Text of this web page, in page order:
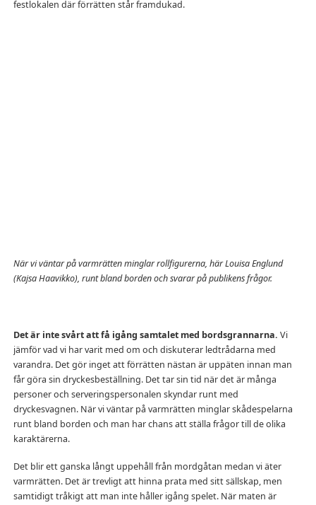
festlokalen där förrätten står framdukad.
När vi väntar på varmrätten minglar rollfigurerna, härLouisa Englund
(Kajsa Haavikko), runt bland borden och svarar på publikens frågor.
Det är inte svårt att få igång samtalet med bordsgrannarna. Vi
jämför vad vi har varit med om och diskuterar ledtrådarna med
varandra. Det gör inget att förrätten nästan är uppäten innan man
får göra sin dryckesbeställning. Det tar sin tid när det är många
personer och serveringspersonalen skyndar runt med
dryckesvagnen. När vi väntar på varmrätten minglar skådespelarna
runt bland borden och man har chans att ställa frågor till de olika
karaktärerna.
Det blir ett ganska långt uppehåll från mordgåtan medan vi äter
varmrätten. Det är trevligt att hinna prata med sitt sällskap, men
samtidigt tråkigt att man inte håller igång spelet. När maten är